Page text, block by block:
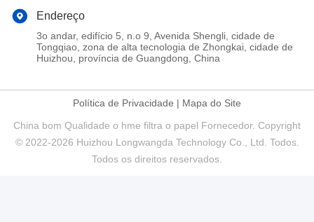
Endereço
3o andar, edifício 5, n.o 9, Avenida Shengli, cidade de
Tongqiao, zona de alta tecnologia de Zhongkai, cidade de
Huizhou, província de Guangdong, China
Política de Privacidade | Mapa do Site
China bom Qualidade o hme filtra o papel Fornecedor. Copyright
© 2022-2026 Huizhou Longwangda Technology Co., Ltd. Todos.
Todos os direitos reservados.